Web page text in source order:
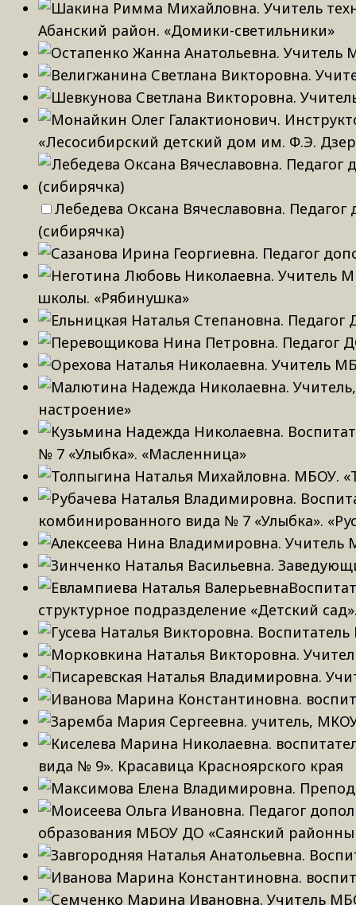
Абанский район. «Домики-светильники»
«Лесосибирский детский дом им. Ф.Э.
Лебедева Оксана Вячеславовна.
(сибирячка)
школы. «Рябинушка»
настроение»
№ 7 «Улыбка». «Масленница»
комбинированного вида № 7 «Улыбка».
структурное подразделение «Детский
вида № 9». Красавица Красноярского края
образования МБОУ ДО «Саянский